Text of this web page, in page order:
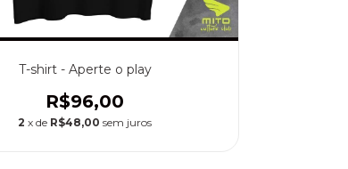
T-shirt - Aperte o play
R$96,00
2 x de R$48,00 sem juros